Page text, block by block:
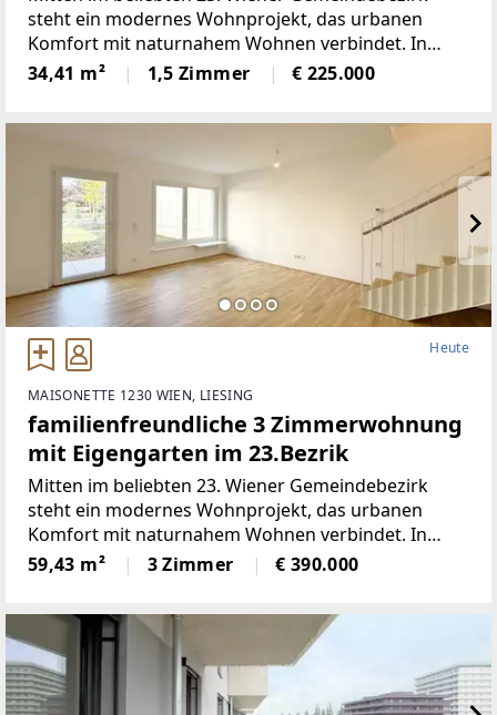
steht ein modernes Wohnprojekt, das urbanen
Komfort mit naturnahem Wohnen verbindet. In
ruhiger Grünlage zwischen dem Liesingbach, dem
Maurer Wald und der Perchtoldsdorfer Heide bietet
34,41 m² 1,5 Zimmer € 225.000
Heute
MAISONETTE 1230 WIEN, LIESING
familienfreundliche 3 Zimmerwohnung
mit Eigengarten im 23.Bezrik
Mitten im beliebten 23. Wiener Gemeindebezirk
steht ein modernes Wohnprojekt, das urbanen
Komfort mit naturnahem Wohnen verbindet. In
ruhiger Grünlage zwischen dem Liesingbach, dem
Maurer Wald und der Perchtoldsdorfer Heide bietet
59,43 m² 3 Zimmer € 390.000